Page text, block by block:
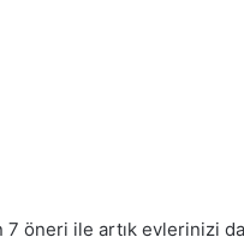
7 öneri ile artık evlerinizi